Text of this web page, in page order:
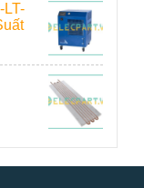
LT-